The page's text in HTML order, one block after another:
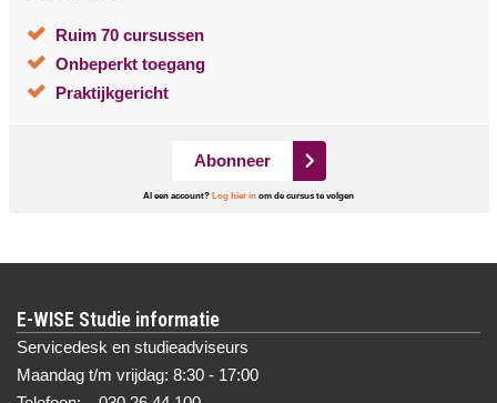
Ruim 70 cursussen
Onbeperkt toegang
Praktijkgericht
Abonneer
Al een account? Log hier in om de cursus te volgen
E-WISE Studie informatie
Servicedesk en studieadviseurs
Maandag t/m vrijdag: 8:30 - 17:00